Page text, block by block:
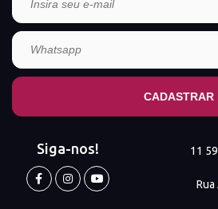
Siga-nos!
11